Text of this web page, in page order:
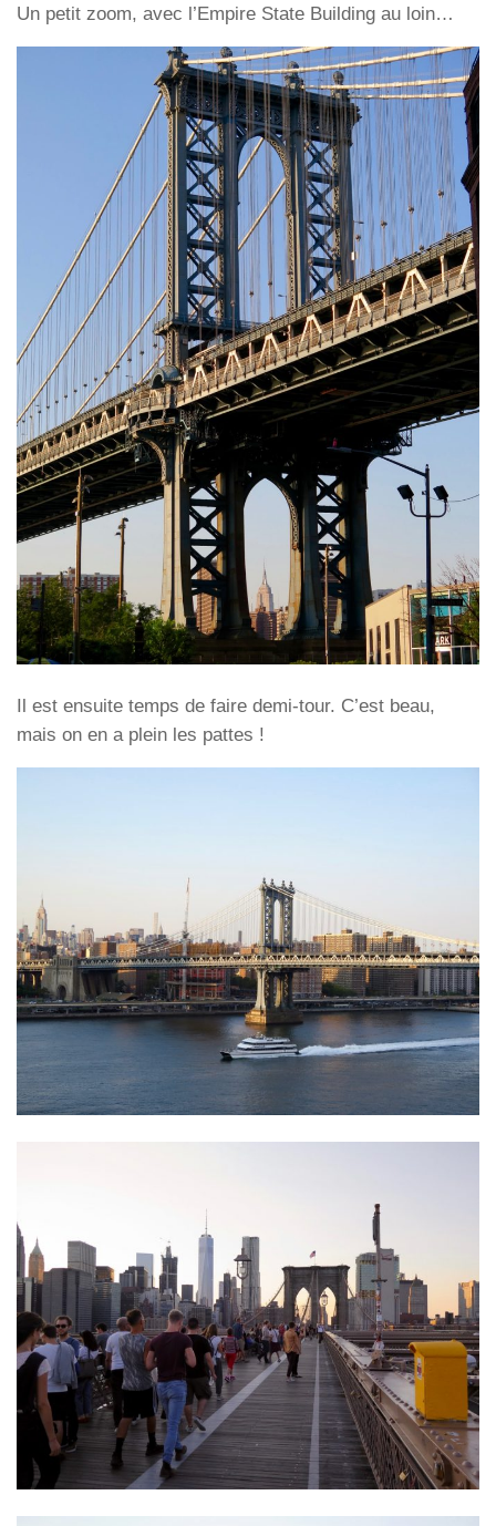
Un petit zoom, avec l’Empire State Building au loin…
Il est ensuite temps de faire demi-tour. C’est beau,
mais on en a plein les pattes !